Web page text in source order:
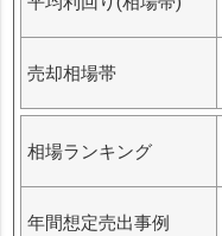
売却相場帯
相場ランキング
年間想定売出事例